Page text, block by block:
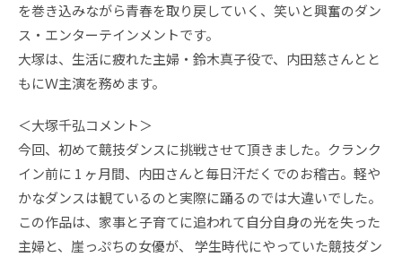
を巻き込みながら青春を取り戻していく、笑いと興奮のダン
ス・エンターテインメントです。
大塚は、生活に疲れた主婦・鈴木真子役で、内田慈さんとと
もにＷ主演を務めます。
＜大塚千弘コメント＞
今回、初めて競技ダンスに挑戦させて頂きました。クランク
イン前に 1 ヶ月間、内田さんと毎日汗だくでのお稽古。軽や
かなダンスは観ているのと実際に踊るのでは大違いでした。
この作品は、家事と子育てに追われて自分自身の光を失った
主婦と、崖っぷちの女優が、 学生時代にやっていた競技ダン